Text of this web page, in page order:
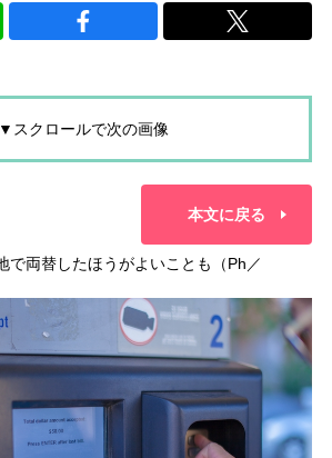
▼スクロールで次の画像
本文に戻る
で両替したほうがよいことも（Ph／